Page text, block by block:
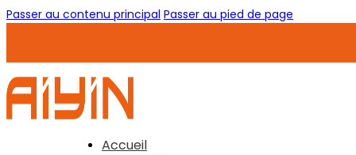
Passer au contenu principal Passer au pied de page
Accueil